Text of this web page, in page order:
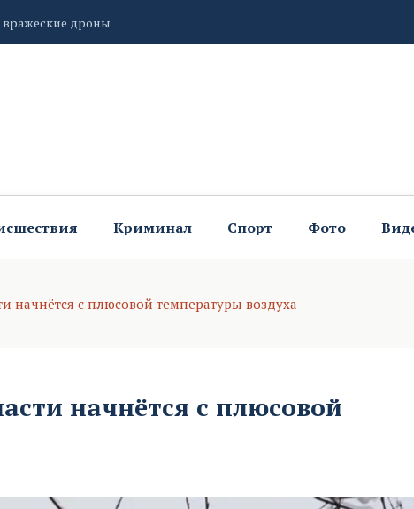
дроны
о направлениях проекта «Герой 71»
Криминал Спорт Фото
начнётся с плюсовой температуры воздуха
начнётся с плюсовой